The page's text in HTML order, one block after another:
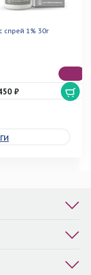
спрей 1% 30г
₽